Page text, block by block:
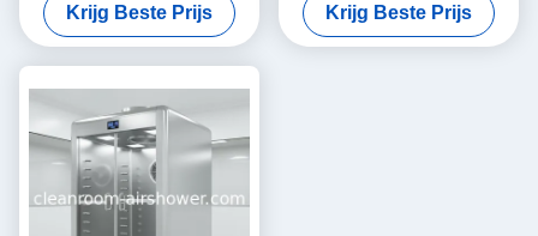
Besturingssysteem voor
Luchtdouche en
Contaminatiepreventie
Krijg Beste Prijs
interlock systeem dat
oplossingen biedt voor het
Krijg Beste Prijs